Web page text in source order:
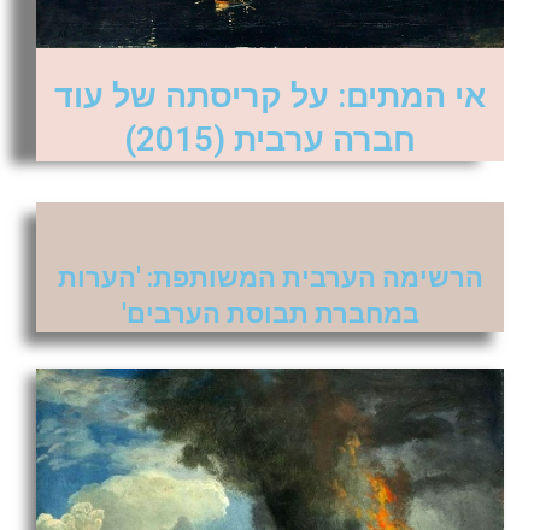
אי המתים: על קריסתה של עוד
חברה ערבית (2015)
הרשימה הערבית המשותפת: 'הערות
במחברת תבוסת הערבים'